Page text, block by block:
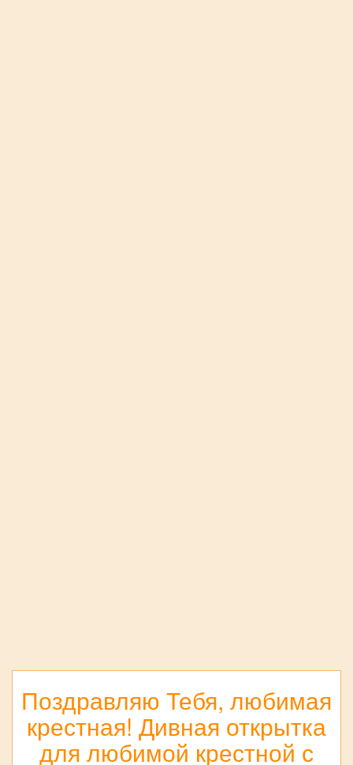
Поздравляю Тебя, любимая
крестная! Дивная открытка
для любимой крестной с